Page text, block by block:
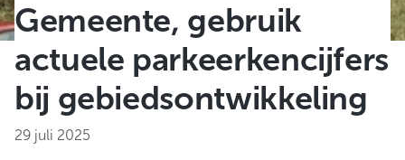
Gemeente, gebruik
actuele parkeerkencijfers
bij gebiedsontwikkeling
29 juli 2025